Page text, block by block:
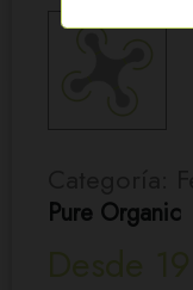
Pure Organic